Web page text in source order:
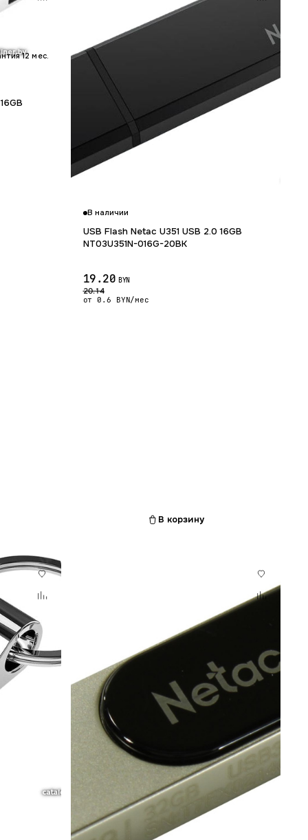
12 мес.
В наличии
USB Flash Netac U351 USB 2.0 16GB
NT03U351N-016G-20BK
19.20 BYN
20.14
от 0.6 BYN/мес
В корзину
Гарантия 12 мес.